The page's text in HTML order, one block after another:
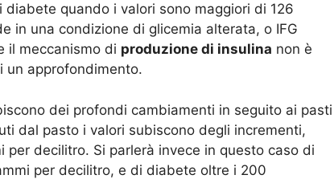
quando i valori sono maggiori di 126
in una condizione di glicemia alterata, o IFG
il meccanismo di produzione di insulina non è
un approfondimento.
dei profondi cambiamenti in seguito ai pasti
dal pasto i valori subiscono degli incrementi,
decilitro. Si parlerà invece in questo caso di
per decilitro, e di diabete oltre i 200